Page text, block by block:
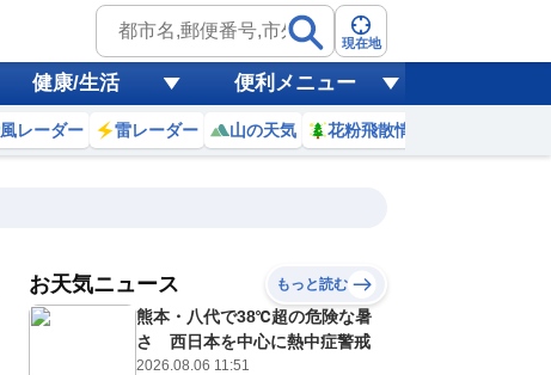
現在地
健康/生活 便利メニュー
風レーダー 雷レーダー 山の天気 花粉飛散情報
17
19
(水)
D
20
(木)
C
予報の
信頼度
お天気ニュース もっと読む
熊本・八代で38℃超の危険な暑
さ 西日本を中心に熱中症警戒
2026.08.06 11:51